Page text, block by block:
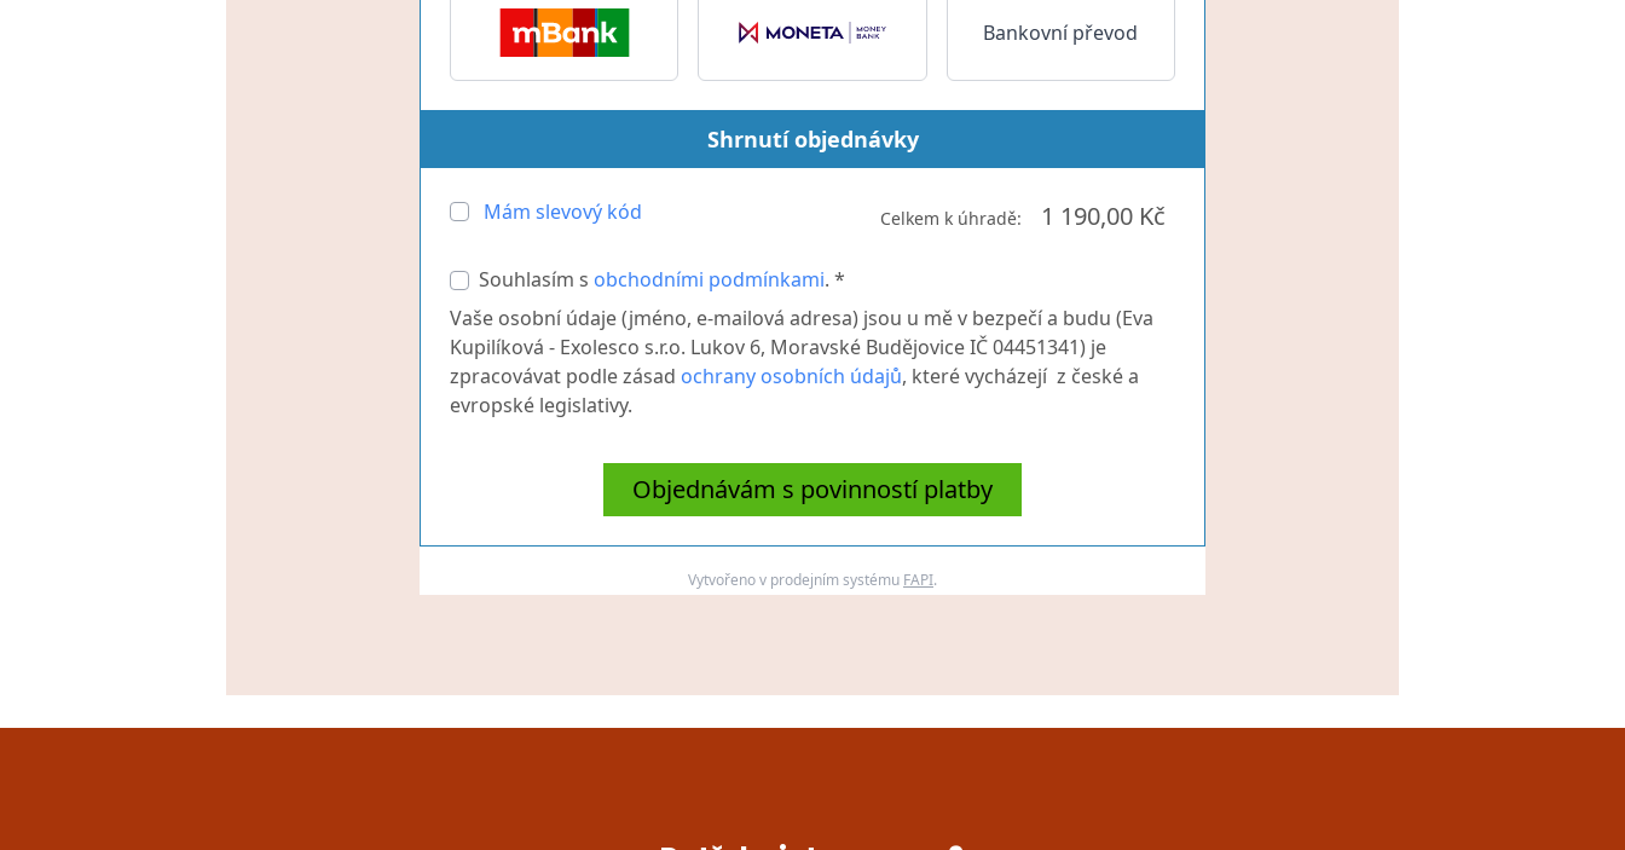
Bankovní převod
Shrnutí objednávky
Mám slevový kód Celkem k úhradě: 1 190,00 Kč
Souhlasím s obchodními podmínkami. *
Vaše osobní údaje (jméno, e-mailová adresa) jsou u mě v bezpečí a budu (Eva
Kupilíková - Exolesco s.r.o. Lukov 6, Moravské Budějovice IČ 04451341) je
zpracovávat podle zásad ochrany osobních údajů, které vycházejí z české a
evropské legislativy.
Objednávám s povinností platby
Vytvořeno v prodejním systému FAPI.